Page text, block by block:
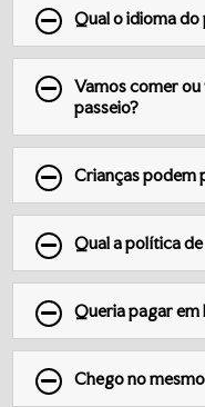
Qual o idioma do
Vamos comer
passeio?
Crianças podem
Qual a política
Queria pagar em
Chego no